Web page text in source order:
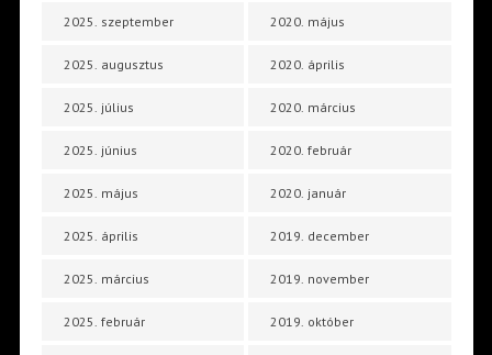
2025. szeptember
2025. augusztus
2025. július
2025. június
2025. május
2025. április
2025. március
2025. február
2020. május
2020. április
2020. március
2020. február
2020. január
2019. december
2019. november
2019. október